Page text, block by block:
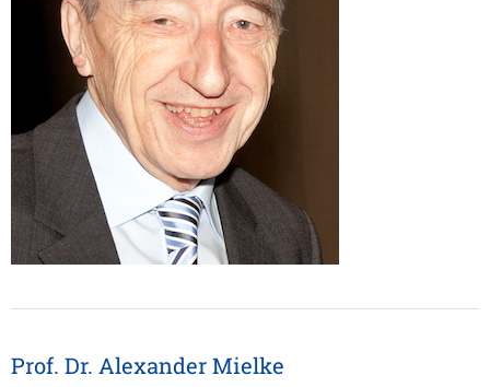
Prof. Dr. Alexander Mielke